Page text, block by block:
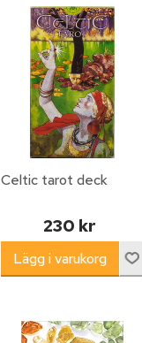
Celtic tarot deck
230 kr